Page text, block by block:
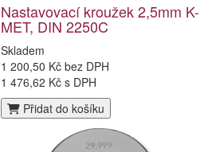
Nastavovací kroužek 2,5mm K-
MET, DIN 2250C
Skladem
1 200,50 Kč bez DPH
1 476,62 Kč s DPH
Přidat do košíku